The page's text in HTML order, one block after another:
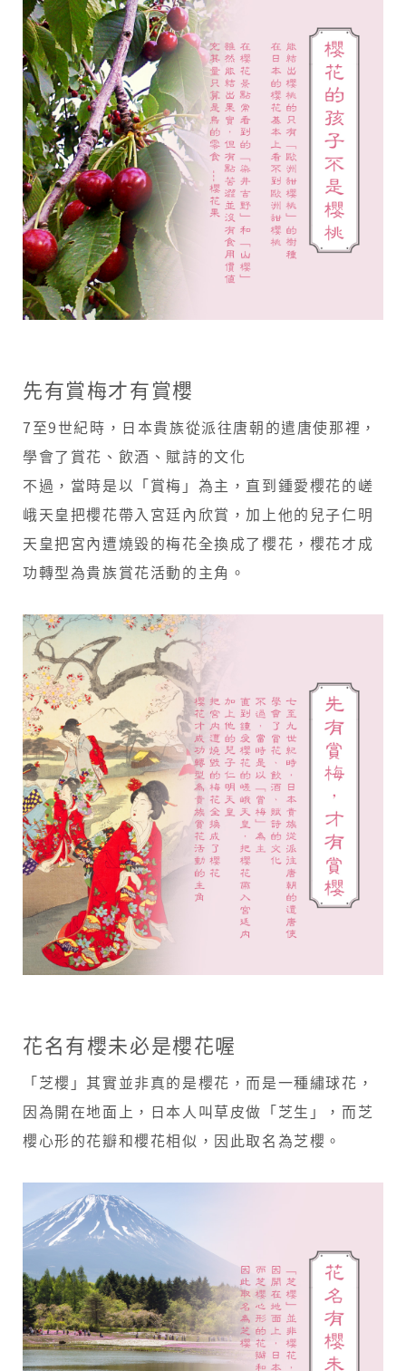
先有賞梅才有賞櫻
7至9世紀時，日本貴族從派往唐朝的遣唐使那裡，
學會了賞花、飲酒、賦詩的文化
不過，當時是以「賞梅」為主，直到鍾愛櫻花的嵯
峨天皇把櫻花帶入宮廷內欣賞，加上他的兒子仁明
天皇把宮內遭燒毀的梅花全換成了櫻花，櫻花才成
功轉型為貴族賞花活動的主角。​
花名有櫻未必是櫻花喔
「芝櫻」其實並非真的是櫻花，而是一種繡球花，
因為開在地面上，日本人叫草皮做「芝生」，而芝
櫻心形的花瓣和櫻花相似，因此取名為芝櫻。